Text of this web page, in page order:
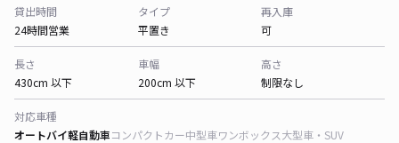
貸出時間
24時間営業
タイプ
平置き
再入庫
可
長さ
430cm 以下
車幅
200cm 以下
高さ
制限なし
対応車種
オートバイ軽自動車コンパクトカー中型車ワンボックス大型車・SUV